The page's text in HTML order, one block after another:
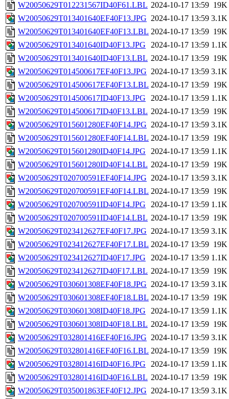
W20050629T012231567ID40F61.LBL 2024-10-17 13:59 19K
W20050629T013401640EF40F13.JPG 2024-10-17 13:59 3.1K
W20050629T013401640EF40F13.LBL 2024-10-17 13:59 19K
W20050629T013401640ID40F13.JPG
2024-10-17 13:59 1.1K
W20050629T013401640ID40F13.LBL 2024-10-17 13:59 19K
W20050629T014500617EF40F13.JPG 2024-10-17 13:59 3.1K
W20050629T014500617EF40F13.LBL 2024-10-17 13:59 19K
W20050629T014500617ID40F13.JPG
2024-10-17 13:59 1.1K
W20050629T014500617ID40F13.LBL 2024-10-17 13:59 19K
W20050629T015601280EF40F14.JPG 2024-10-17 13:59 3.1K
W20050629T015601280EF40F14.LBL 2024-10-17 13:59 19K
W20050629T015601280ID40F14.JPG
2024-10-17 13:59 1.1K
W20050629T015601280ID40F14.LBL 2024-10-17 13:59 19K
W20050629T020700591EF40F14.JPG 2024-10-17 13:59 3.1K
W20050629T020700591EF40F14.LBL 2024-10-17 13:59 19K
W20050629T020700591ID40F14.JPG
2024-10-17 13:59 1.1K
W20050629T020700591ID40F14.LBL 2024-10-17 13:59 19K
W20050629T023412627EF40F17.JPG 2024-10-17 13:59 3.1K
W20050629T023412627EF40F17.LBL 2024-10-17 13:59 19K
W20050629T023412627ID40F17.JPG
2024-10-17 13:59 1.1K
W20050629T023412627ID40F17.LBL 2024-10-17 13:59 19K
W20050629T030601308EF40F18.JPG 2024-10-17 13:59 3.1K
W20050629T030601308EF40F18.LBL 2024-10-17 13:59 19K
W20050629T030601308ID40F18.JPG
2024-10-17 13:59 1.1K
W20050629T030601308ID40F18.LBL 2024-10-17 13:59 19K
W20050629T032801416EF40F16.JPG 2024-10-17 13:59 3.1K
W20050629T032801416EF40F16.LBL 2024-10-17 13:59 19K
W20050629T032801416ID40F16.JPG
2024-10-17 13:59 1.1K
W20050629T032801416ID40F16.LBL 2024-10-17 13:59 19K
W20050629T035001863EF40F12.JPG 2024-10-17 13:59 3.1K